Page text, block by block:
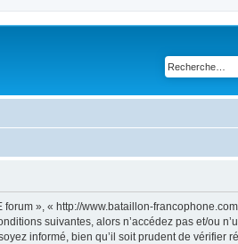
», « http://www.bataillon-
suivantes, alors n’accédez pas et/ou
informé, bien qu’il soit prudent de vérifier